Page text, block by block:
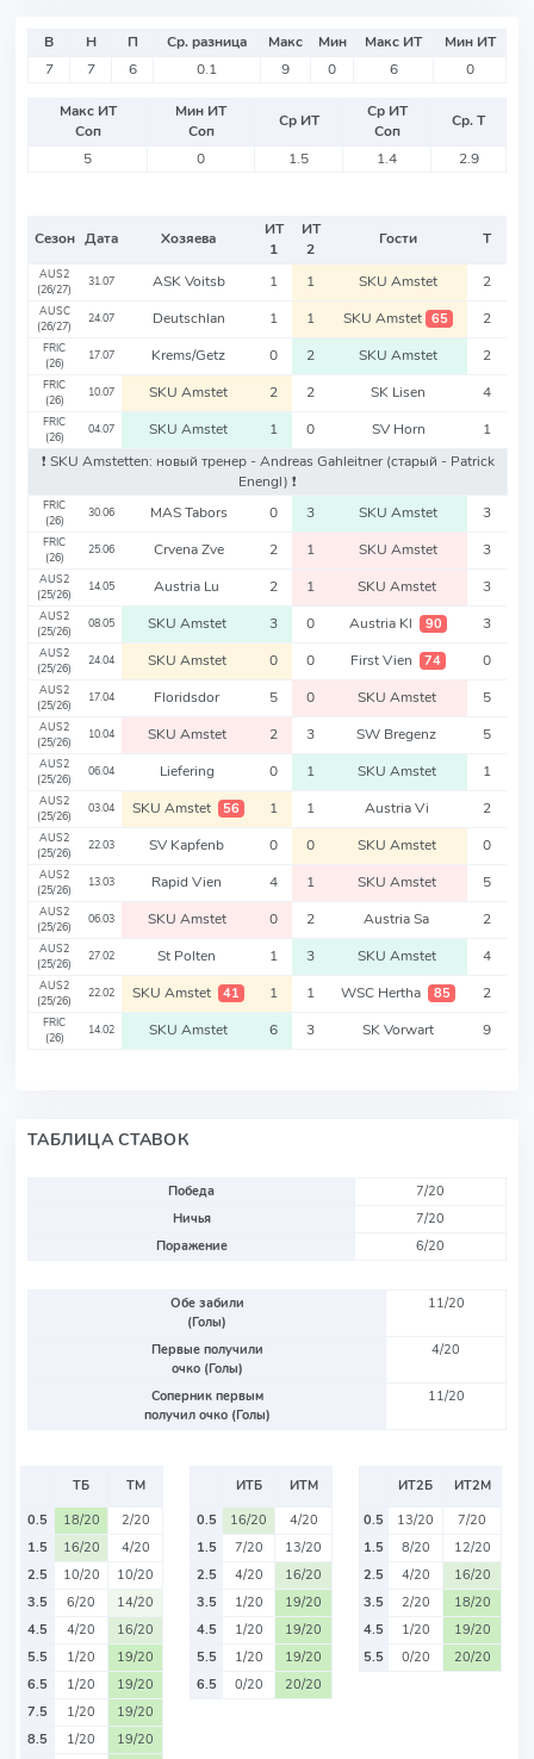
В Н П Ср. разница Макс Мин Макс ИТ
Мин ИТ
7
7 6 0.1 9 0 6 0
Макс ИТ
Соп
Мин ИТ
Соп
Ср ИТ
Ср ИТ
Соп
Ср. Т
5
0 1.5 1.4 2.9
Сезон Дата Хозяева
ИТ
1
ИТ
2
Гости Т
AUS2
(26/27)
31.07 ASK Voitsb 1 1 SKU Amstet 2
AUSC
(26/27)
24.07 Deutschlan 1 1 SKU Amstet 65 2
FRIC
(26)
17.07 Krems/Getz 0 2 SKU Amstet 2
FRIC
(26)
10.07 SKU Amstet 2 2 SK Lisen 4
FRIC
(26)
04.07 SKU Amstet 1 0 SV Horn
1
❗️ SKU Amstetten: новый тренер - Andreas Gahleitner(старый - Patrick
Enengl) ❗️
FRIC
(26)
30.06 MAS Tabors 0 3 SKU Amstet 3
FRIC
(26)
25.06 Crvena Zve 2 1 SKU Amstet 3
AUS2
(25/26)
14.05 Austria Lu 2 1 SKU Amstet 3
AUS2
(25/26)
08.05 SKU Amstet 3 0 Austria Kl 90 3
AUS2
(25/26)
24.04 SKU Amstet 0 0 First Vien 74 0
AUS2
(25/26)
17.04 Floridsdor 5 0 SKU Amstet 5
AUS2
(25/26)
10.04 SKU Amstet 2 3 SW Bregenz 5
AUS2
(25/26)
06.04 Liefering 0 1 SKU Amstet 1
AUS2
(25/26)
03.04 SKU Amstet 56 1 1 Austria Vi 2
AUS2
(25/26)
22.03 SV Kapfenb 0 0 SKU Amstet 0
AUS2
(25/26)
13.03 Rapid Vien 4 1 SKU Amstet 5
AUS2
(25/26)
06.03 SKU Amstet 0 2 Austria Sa 2
AUS2
(25/26)
27.02 St Polten 1 3 SKU Amstet 4
AUS2
(25/26)
22.02 SKU Amstet 41 1 1 WSC Hertha 85 2
FRIC
(26)
14.02 SKU Amstet 6 3 SK Vorwart 9
ТАБЛИЦА СТАВОК
Победа
7/20
Ничья
7/20
Поражение
6/20
Обе забили
(Голы)
11/20
Первые получили
очко (Голы)
4/20
Соперник первым
получил очко (Голы)
11/20
ТБ
ТМ
0.5
18/20
2/20
1.5
16/20
4/20
2.5
10/20
10/20
3.5
6/20
14/20
4.5
4/20
16/20
5.5
1/20
19/20
6.5
1/20
19/20
7.5
1/20
19/20
8.5
1/20
19/20
ИТБ
ИТМ
0.5
16/20
4/20
1.5
7/20
13/20
2.5
4/20
16/20
3.5
1/20
19/20
4.5
1/20
19/20
5.5
1/20
19/20
6.5
0/20 20/20
ИТ2Б
ИТ2М
0.5
13/20
7/20
1.5
8/20
12/20
2.5
4/20
16/20
3.5
2/20
18/20
4.5
1/20
19/20
5.5
0/20 20/20